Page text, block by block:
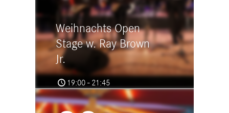
Weihnachts Open
Stage w. Ray Brown
Jr.
19:00 - 21:45
Landschaftsgärtnerei Schick
Oberer Espach 2, 88480 Achstetten